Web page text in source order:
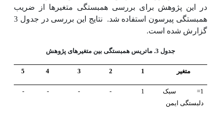
در این پژوهش برای بررسی همبستگی متغیرها از ضریب
همبستگی پیرسون استفاده شد.
نتایج این بررسی در جدول 3
گزارش شده است.
جدول 3. ماتریس همبستگی بین متغیرهای پژوهش
متغیر 1
2
3
4
5
1= سبک
دلبستگی ایمن
1
-
-
-
-